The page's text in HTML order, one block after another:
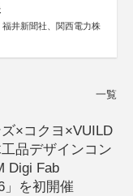
井新聞社、関西電力株
一覧
ズ×コクヨ×VUILD
品デザインコン
Digi Fab
」を初開催